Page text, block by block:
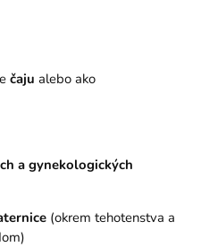
čaju alebo ako
a gynekologických
(okrem tehotenstva a